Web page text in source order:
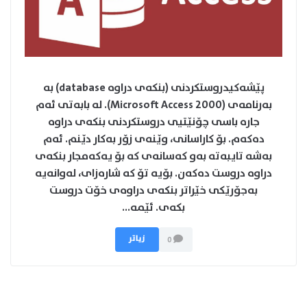
پێشه‌کیدروستکردنی (بنکه‌ی دراوه‌‌ database) به‌
به‌رنامه‌ی (Microsoft Access 2000). له ‌بابه‌تی ئه‌م
جاره‌ باسی چۆنێتیی دروستکردنی بنکه‌ی دراوه‌‌
ده‌که‌م. بۆ کاراسانی، وێنه‌‌ی زۆر به‌کار دێنم. ئه‌م
به‌شه‌ تایبه‌ته‌ به‌و که‌سانه‌ی که‌ بۆ یه‌که‌مجار بنکه‌ی
دراوه‌‌ دروست ده‌که‌ن. بۆیه‌ تۆ که‌ شاره‌زای، له‌وانه‌یه‌
به‌جۆرێکی خێراتر بنکه‌ی دراوه‌‌ی خۆت دروست
بکه‌ی. ئێمه‌...
زیاتر